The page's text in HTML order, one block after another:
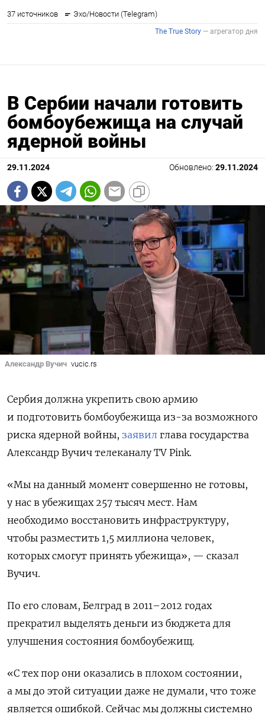
В Сербии начали готовить
бомбоубежища на случай
ядерной войны
29.11.2024 Обновлено: 29.11.2024
Александр Вучич vucic.rs
Сербия должна укрепить свою армию
и подготовить бомбоубежища из-за возможного
риска ядерной войны, заявил глава государства
Александр Вучич телеканалу TV Pink.
«Мы на данный момент совершенно не готовы,
у нас в убежищах 257 тысяч мест. Нам
необходимо восстановить инфраструктуру,
чтобы разместить 1,5 миллиона человек,
которых смогут принять убежища», — сказал
Вучич.
По его словам, Белград в 2011–2012 годах
прекратил выделять деньги из бюджета для
улучшения состояния бомбоубежищ.
«С тех пор они оказались в плохом состоянии,
а мы до этой ситуации даже не думали, что тоже
является ошибкой. Сейчас мы должны системно